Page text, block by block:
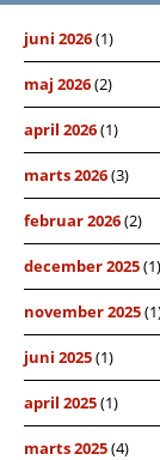
juni 2026(1)
maj 2026(2)
april 2026(1)
marts 2026(3)
februar 2026(2)
december 2025(1)
november 2025
juni 2025(1)
april 2025(1)
marts 2025(4)